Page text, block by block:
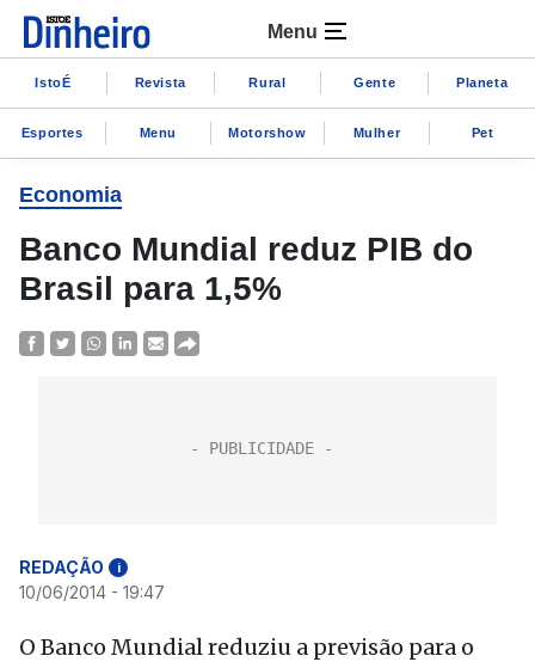
Menu
IstoÉ Revista Rural Gente Planeta
Esportes Menu Motorshow Mulher Pet
Economia
Banco Mundial reduz PIB do
Brasil para 1,5%
REDAÇÃO i
10/06/2014 - 19:47
O Banco Mundial reduziu a previsão para o